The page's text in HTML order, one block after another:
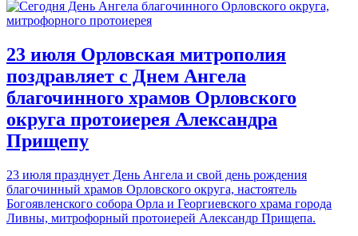
23 июля Орловская митрополия
поздравляет с Днем Ангела
благочинного храмов Орловского
округа протоиерея Александра
Прищепу
23 июля празднует День Ангела и свой день рождения
благочинный храмов Орловского округа, настоятель
Богоявленского собора Орла и Георгиевского храма города
Ливны, митрофорный протоиерей Александр Прищепа.